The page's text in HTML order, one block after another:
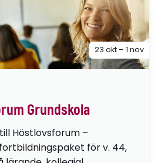
Grundskola
Höstlovsforum –
för v. 44,
23 okt – 1 nov